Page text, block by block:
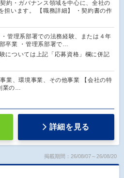
約・ガバナンス領域を中心に、全社の
担います。 【職務詳細】 ・契約書の作
・管理系部署での法務経験、または４年
卒業 ・管理系部署で…
については上記「応募資格」欄に併記
事業、環境事業、その他事業 【会社の特
業の…
詳細を見る
掲載期間：26/08/07～26/08/20